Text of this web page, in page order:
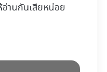
อ่านกันเสียหน่อย